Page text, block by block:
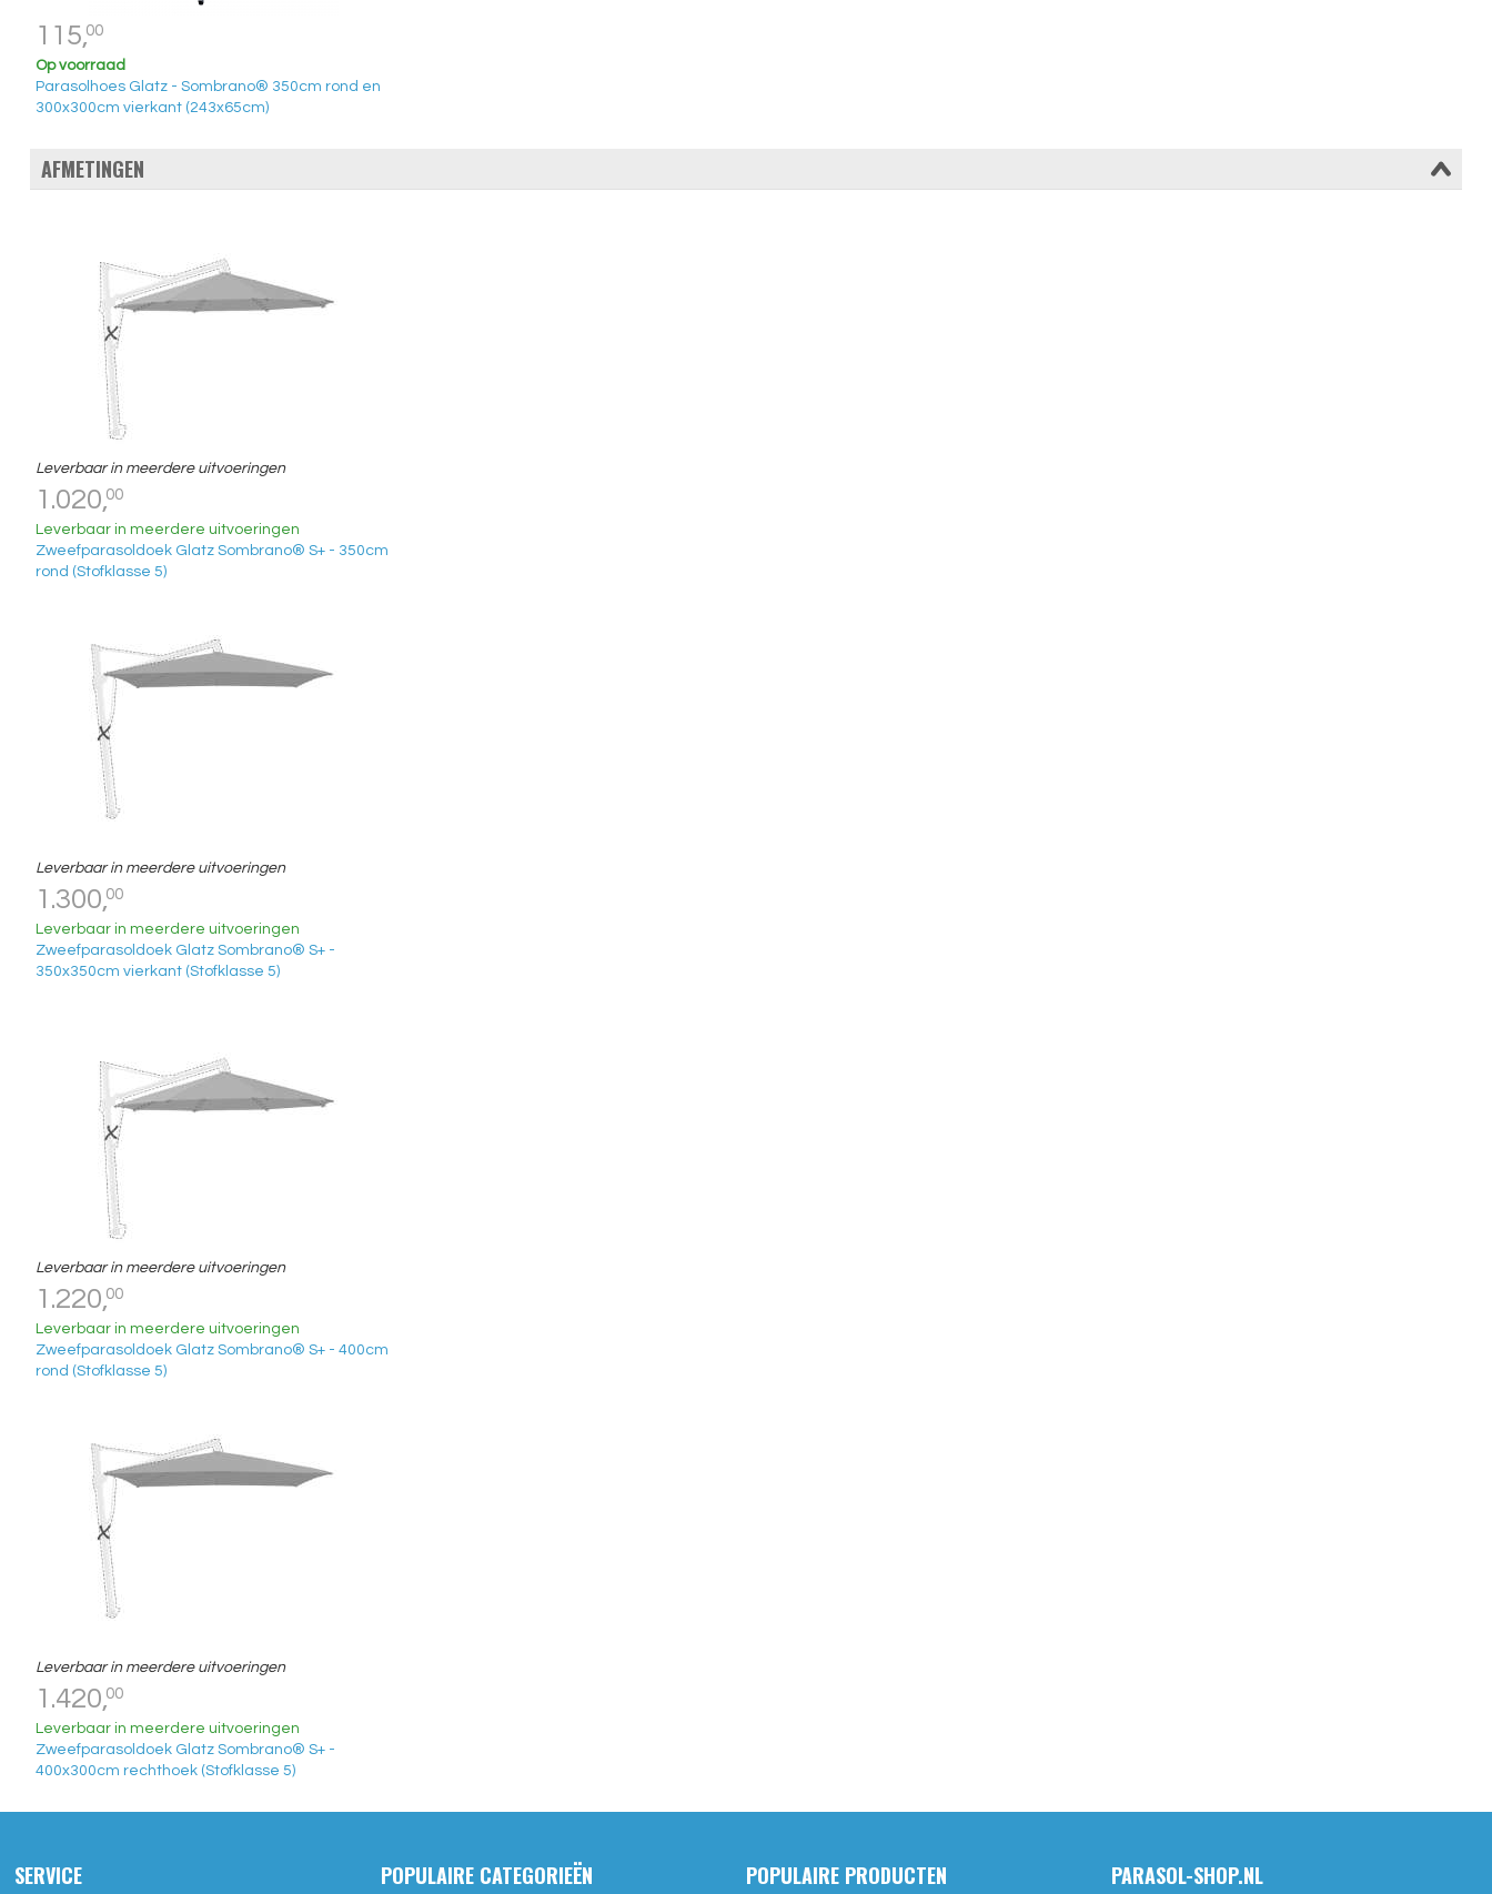
115,00
Op voorraad
Parasolhoes Glatz - Sombrano® 350cm rond en
300x300cm vierkant (243x65cm)
AFMETINGEN
Leverbaar in meerdere uitvoeringen
1.020,00
Leverbaar in meerdere uitvoeringen
Zweefparasoldoek Glatz Sombrano® S+ - 350cm
rond (Stofklasse 5)
Leverbaar in meerdere uitvoeringen
1.300,00
Leverbaar in meerdere uitvoeringen
Zweefparasoldoek Glatz Sombrano® S+ -
350x350cm vierkant (Stofklasse 5)
Leverbaar in meerdere uitvoeringen
1.220,00
Leverbaar in meerdere uitvoeringen
Zweefparasoldoek Glatz Sombrano® S+ - 400cm
rond (Stofklasse 5)
Leverbaar in meerdere uitvoeringen
1.420,00
Leverbaar in meerdere uitvoeringen
Zweefparasoldoek Glatz Sombrano® S+ -
400x300cm rechthoek (Stofklasse 5)
SERVICE POPULAIRE CATEGORIEËN POPULAIRE PRODUCTEN PARASOL-SHOP.NL